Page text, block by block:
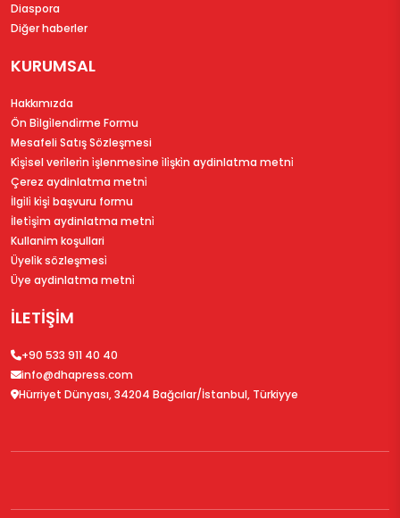
Diaspora
Diğer haberler
KURUMSAL
Hakkımızda
Ön Bi̇lgi̇lendi̇rme Formu
Mesafeli Satış Sözleşmesi
Ki̇şi̇sel veri̇leri̇n i̇şlenmesi̇ne i̇li̇şki̇n aydinlatma metni̇
Çerez aydinlatma metni̇
İlgi̇li̇ ki̇şi̇ başvuru formu
İleti̇şi̇m aydinlatma metni̇
Kullanim koşullari
Üyeli̇k sözleşmesi̇
Üye aydinlatma metni̇
İLETİŞİM
+90 533 911 40 40
info@dhapress.com
Hürriyet Dünyası, 34204 Bağcılar/İstanbul, Türkiyye